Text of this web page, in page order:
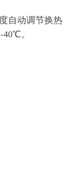
自动调节换热
。